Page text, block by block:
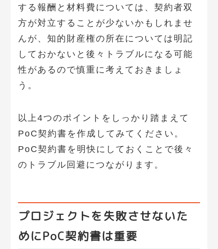
する報酬と材料費については、契約者双
方が対立することが少ないかもしれませ
んが、知的財産権の所在については明記
しておかないと後々トラブルになる可能
性があるので慎重に考えておきましょ
う。
以上4つのポイントをしっかり踏まえて
PoC契約書を作成してみてください。
PoC契約書を明快にしておくことで後々
のトラブル回避につながります。
プロジェクトを失敗させないた
めにPoC契約書は重要